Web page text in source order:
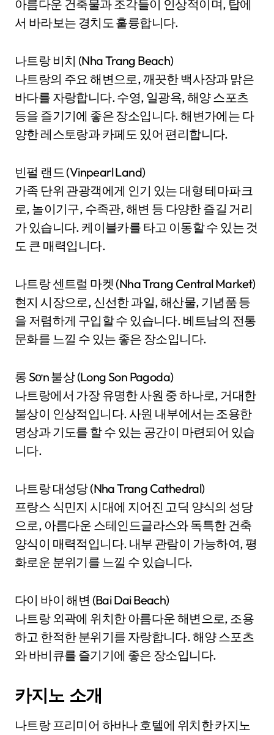
아름다운 건축물과 조각들이 인상적이며, 탑에
서 바라보는 경치도 훌륭합니다.
나트랑 비치 (Nha Trang Beach)
나트랑의 주요 해변으로, 깨끗한 백사장과 맑은
바다를 자랑합니다. 수영, 일광욕, 해양 스포츠
등을 즐기기에 좋은 장소입니다. 해변가에는 다
양한 레스토랑과 카페도 있어 편리합니다.
빈펄 랜드 (Vinpearl Land)
가족 단위 관광객에게 인기 있는 대형 테마파크
로, 놀이기구, 수족관, 해변 등 다양한 즐길 거리
가 있습니다. 케이블카를 타고 이동할 수 있는 것
도 큰 매력입니다.
나트랑 센트럴 마켓 (Nha Trang Central Market)
현지 시장으로, 신선한 과일, 해산물, 기념품 등
을 저렴하게 구입할 수 있습니다. 베트남의 전통
문화를 느낄 수 있는 좋은 장소입니다.
롱 Sơn 불상 (Long Son Pagoda)
나트랑에서 가장 유명한 사원 중 하나로, 거대한
불상이 인상적입니다. 사원 내부에서는 조용한
명상과 기도를 할 수 있는 공간이 마련되어 있습
니다.
나트랑 대성당 (Nha Trang Cathedral)
프랑스 식민지 시대에 지어진 고딕 양식의 성당
으로, 아름다운 스테인드글라스와 독특한 건축
양식이 매력적입니다. 내부 관람이 가능하여, 평
화로운 분위기를 느낄 수 있습니다.
다이 바이 해변 (Bai Dai Beach)
나트랑 외곽에 위치한 아름다운 해변으로, 조용
하고 한적한 분위기를 자랑합니다. 해양 스포츠
와 바비큐를 즐기기에 좋은 장소입니다.
카지노 소개
나트랑 프리미어 하바나 호텔에 위치한 카지노